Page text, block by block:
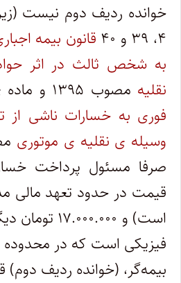
۴، ۳۹ و ۴۰
قانون بیمه
به شخص ثالث در اثر
نقلیه مصوب ۱۳۹۵ و ماده ی ۲
فوری به خسارات ناشی از
وسیله ی نقلیه ی موتوری
صرفا مسئول پرداخت
قیمت در حدود تعهد مالی
است) و
فیزیکی است که در
بیمه‌گر، (خوانده ردیف دوم)